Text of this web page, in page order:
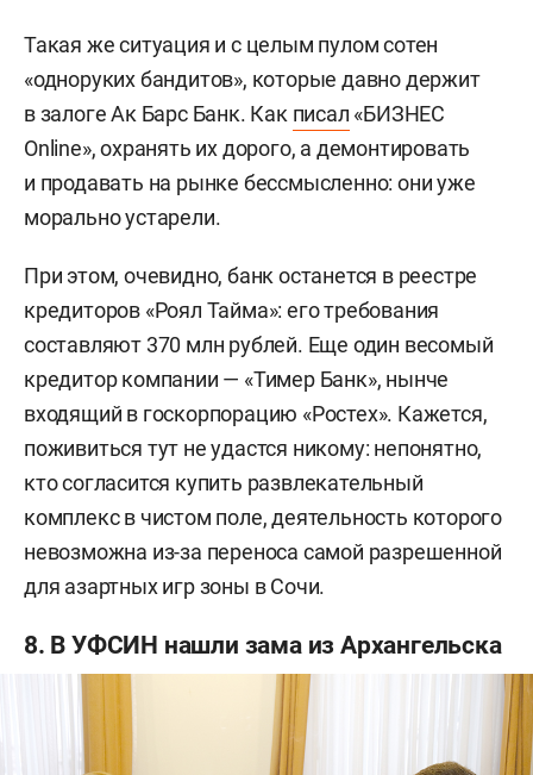
Такая же ситуация и с целым пулом сотен
«одноруких бандитов», которые давно держит
в залоге Ак Барс Банк. Как писал «БИЗНЕС
Online», охранять их дорого, а демонтировать
и продавать на рынке бессмысленно: они уже
морально устарели.
При этом, очевидно, банк останется в реестре
кредиторов «Роял Тайма»: его требования
составляют 370 млн рублей. Еще один весомый
кредитор компании — «Тимер Банк», нынче
входящий в госкорпорацию «Ростех». Кажется,
поживиться тут не удастся никому: непонятно,
кто согласится купить развлекательный
комплекс в чистом поле, деятельность которого
невозможна из-за переноса самой разрешенной
для азартных игр зоны в Сочи.
8. В УФСИН нашли зама из Архангельска